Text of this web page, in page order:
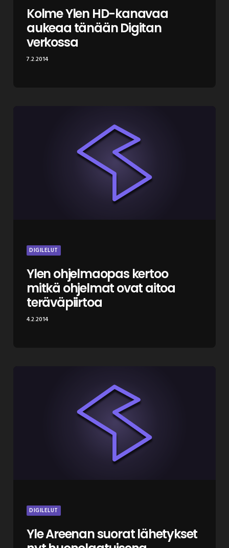
Kolme Ylen HD-kanavaa
aukeaa tänään Digitan
verkossa
7.2.2014
DIGILELUT
Ylen ohjelmaopas kertoo
mitkä ohjelmat ovat aitoa
teräväpiirtoa
4.2.2014
DIGILELUT
Yle Areenan suorat lähetykset